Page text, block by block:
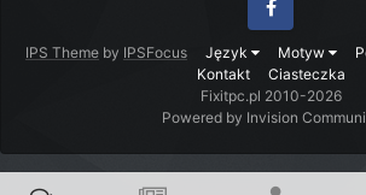
IPS Theme by IPSFocus Język Motyw
Kontakt
Ciasteczka
Facebook
Fixitpc.pl 2010-2026
Powered by Invision